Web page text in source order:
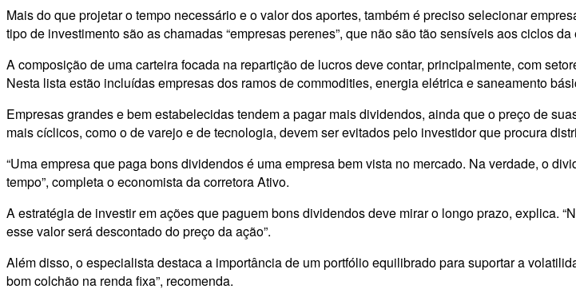
Mais do que projetar o tempo necessário e o valor dos aportes, também é preciso selecionar
tipo de investimento são as chamadas “empresas perenes”, que não são tão sensíveis aos ciclos da
A composição de uma carteira focada na repartição de lucros deve contar, principalmente, com
Nesta lista estão incluídas empresas dos ramos de commodities, energia elétrica e saneamento
Empresas grandes e bem estabelecidas tendem a pagar mais dividendos, ainda que o preço de
mais cíclicos, como o de varejo e de tecnologia, devem ser evitados pelo investidor que procura
“Uma empresa que paga bons dividendos é uma empresa bem vista no mercado. Na verdade, o
tempo”, completa o economista da corretora Ativo.
A estratégia de investir em ações que paguem bons dividendos deve mirar o longo prazo, explica.
esse valor será descontado do preço da ação”.
Além disso, o especialista destaca a importância de um portfólio equilibrado para suportar a
bom colchão na renda fixa”, recomenda.